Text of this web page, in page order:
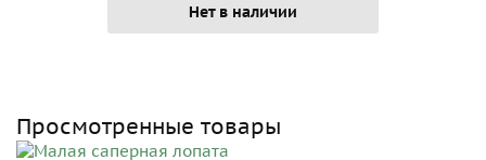
Нет в наличии
Просмотренные товары